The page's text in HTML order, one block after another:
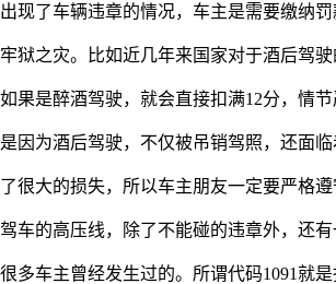
现了车辆违章的情况，车主是需要缴纳
狱之灾。比如近几年来国家对于酒后驾
果是醉酒驾驶，就会直接扣满12分，情
因为酒后驾驶，不仅被吊销驾照，还面
很大的损失，所以车主朋友一定要严格
车的高压线，除了不能碰的违章外，还
多车主曾经发生过的。所谓代码1091就